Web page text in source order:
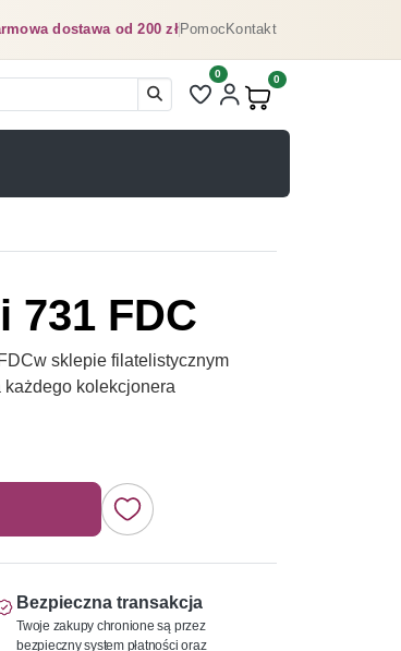
dostawa od 200 złPomocKontakt
Liczba pozycji na liście
0
Produkty w koszyku:
0
731 FDC
sklepie filatelistycznym
kolekcjonera
Bezpieczna transakcja
Twoje zakupy chronione są przez
bezpieczny system płatności oraz